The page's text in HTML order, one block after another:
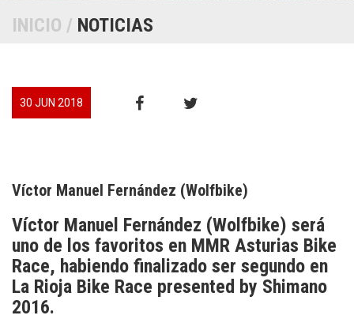
INICIO / NOTICIAS
30 JUN 2018
Víctor Manuel Fernández (Wolfbike)
Víctor Manuel Fernández (Wolfbike) será
uno de los favoritos en MMR Asturias Bike
Race, habiendo finalizado ser segundo en
La Rioja Bike Race presented by Shimano
2016.